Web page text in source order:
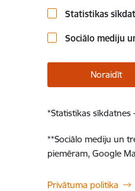
Statistikas
Sociālo mediju
Noraidīt
*Statistikas
**Sociālo mediju un
piemēram, Google
Privātuma politika